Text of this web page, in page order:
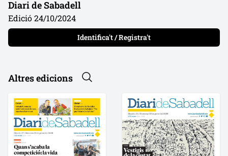
Diari de Sabadell
Edició 24/10/2024
Identifica't / Registra't
Altres edicions